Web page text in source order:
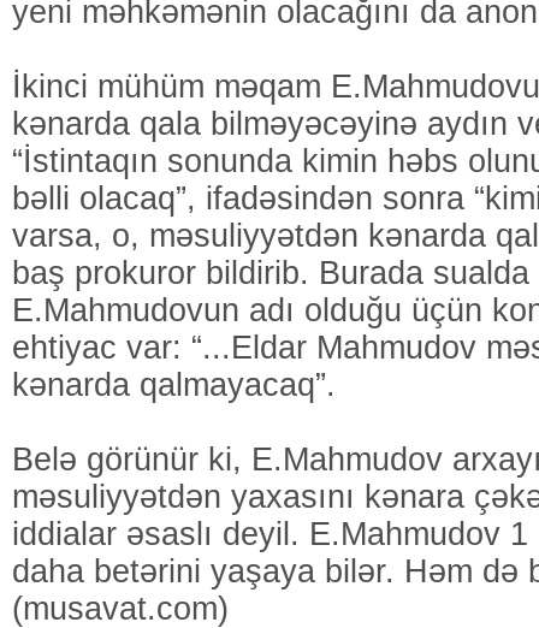
yeni məhkəmənin olacağını da
İkinci mühüm məqam
kənarda qala bilməyəcəyinə aydın
“İstintaqın sonunda kimin həbs
bəlli olacaq”, ifadəsindən sonra
varsa, o, məsuliyyətdən kənarda
baş prokuror bildirib. Burada sualda
E.Mahmudovun adı olduğu üçün
ehtiyac var: “...Eldar Mahmudov
kənarda qalmayacaq”.
Belə görünür ki, E.Mahmudov
məsuliyyətdən yaxasını kənara
iddialar əsaslı deyil. E.Mahmudov
daha betərini yaşaya bilər. Həm də
(musavat.com)